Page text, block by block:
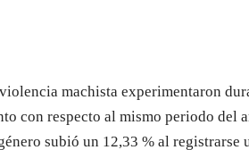
machista experimentaron
con respecto al mismo periodo del
subió un 12,33 % al registrarse